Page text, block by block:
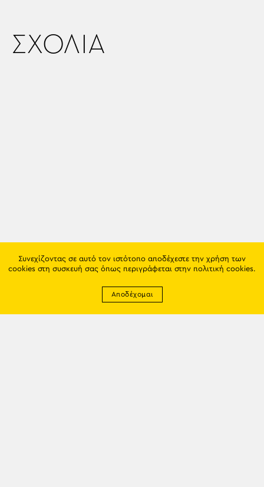
ΣΧΟΛΙΑ
Συνεχίζοντας σε αυτό τον ιστότοπο αποδέχεστε την χρήση των
cookies στη συσκευή σας όπως περιγράφεται στην πολιτική cookies.
Αποδέχομαι